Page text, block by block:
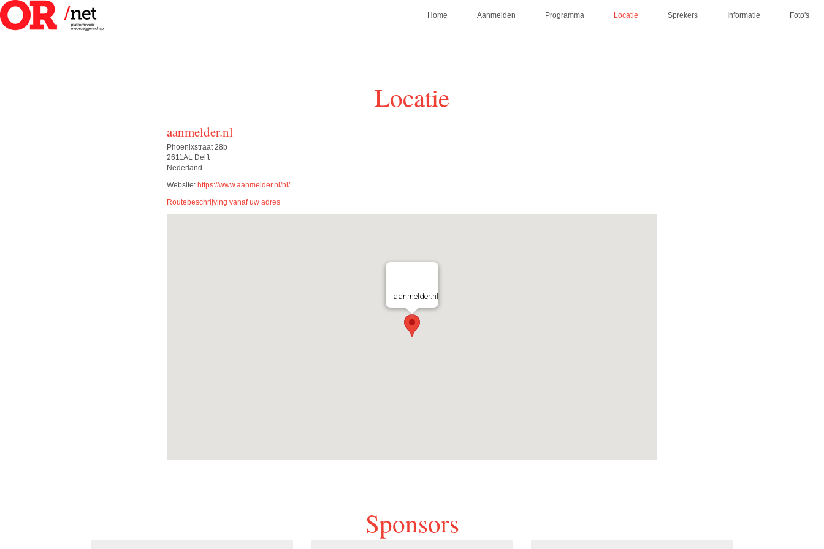
Home Aanmelden Programma Locatie Sprekers Informatie Foto's
Locatie
aanmelder.nl
Phoenixstraat 28b
2611AL Delft
Nederland
Website: https://www.aanmelder.nl/nl/
Routebeschrijving vanaf uw adres
aanmelder.nl
Sponsors